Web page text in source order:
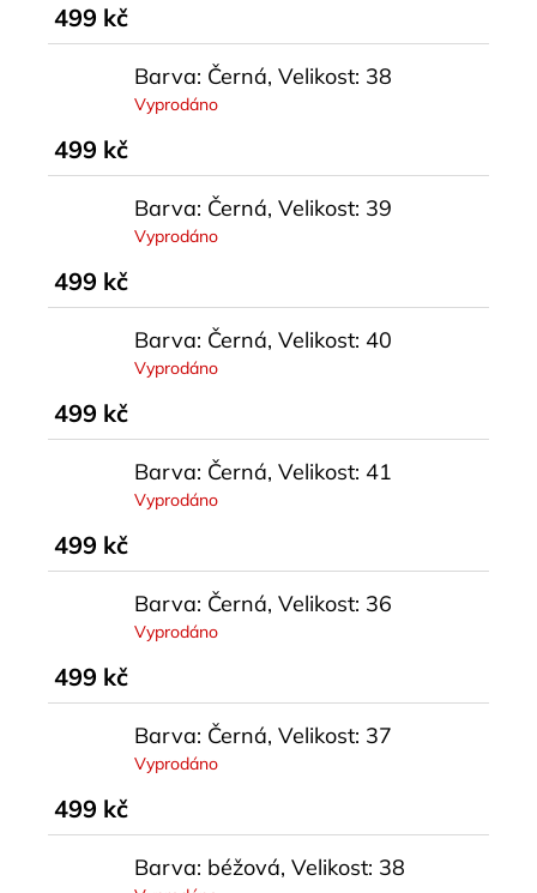
499 kč
Barva: Černá, Velikost: 38
Vyprodáno
499 kč
Barva: Černá, Velikost: 39
Vyprodáno
499 kč
Barva: Černá, Velikost: 40
Vyprodáno
499 kč
Barva: Černá, Velikost: 41
Vyprodáno
499 kč
Barva: Černá, Velikost: 36
Vyprodáno
499 kč
Barva: Černá, Velikost: 37
Vyprodáno
499 kč
Barva: béžová, Velikost: 38